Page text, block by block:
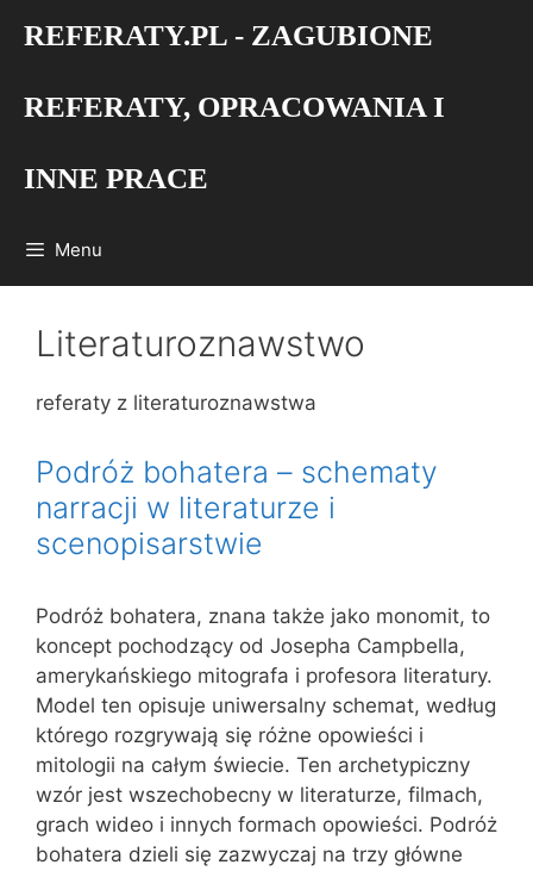
REFERATY.PL - ZAGUBIONE
REFERATY, OPRACOWANIA I
INNE PRACE
Menu
Literaturoznawstwo
referaty z literaturoznawstwa
Podróż bohatera – schematy
narracji w literaturze i
scenopisarstwie
Podróż bohatera, znana także jako monomit, to
koncept pochodzący od Josepha Campbella,
amerykańskiego mitografa i profesora literatury.
Model ten opisuje uniwersalny schemat, według
którego rozgrywają się różne opowieści i
mitologii na całym świecie. Ten archetypiczny
wzór jest wszechobecny w literaturze, filmach,
grach wideo i innych formach opowieści. Podróż
bohatera dzieli się zazwyczaj na trzy główne